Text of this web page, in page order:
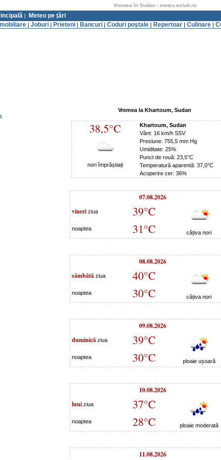
Vremea în Sudan - meteo.eclub.ro
|
Meteo pe ţări
Imobiliare | Joburi | Prieteni | Bancuri | Coduri poştale | Repertoar | Culinare |
Vremea la Khartoum, Sudan
38,5°C
nori împrăștiați
Khartoum, Sudan
Vânt: 16 km/h SSV
Presiune: 755,5 mm Hg
Umiditate: 25%
Punct de rouă: 23,5°C
Temperatură aparentă: 37,0°C
Acoperire cer: 36%
07.08.2026
vineri ziua 39°C
câțiva nori
noaptea 31°C
08.08.2026
sâmbătă ziua 40°C
câțiva nori
noaptea 30°C
09.08.2026
duminică ziua 39°C
ploaie ușoară
noaptea 30°C
10.08.2026
luni ziua 37°C
ploaie moderată
noaptea 28°C
11.08.2026